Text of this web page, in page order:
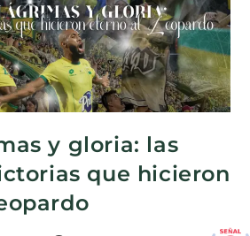
y gloria: las
que hicieron